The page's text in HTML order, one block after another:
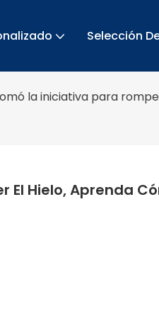
Selección
la iniciativa para
El Hielo, Aprenda